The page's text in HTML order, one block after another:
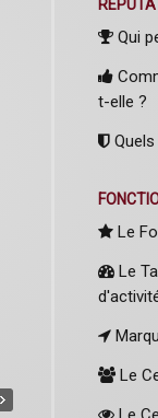
Qui
t-elle ?
Le
Le
Le